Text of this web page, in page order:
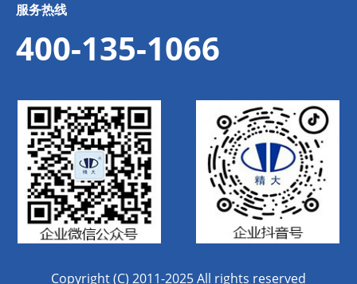
服务热线
400-135-1066
Copyright (C) 2011-2025 All rights reserved